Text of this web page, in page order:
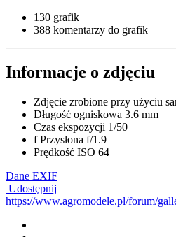
130 grafik
388 komentarzy do grafik
Informacje o zdjęciu
Zdjęcie zrobione przy użyciu
Długość ogniskowa 3.6 mm
Czas ekspozycji 1/50
f Przysłona f/1.9
Prędkość ISO 64
Dane EXIF
Udostępnij
https://www.agromodele.pl/forum/